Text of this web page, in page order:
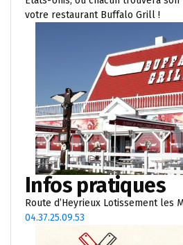
votre restaurant Buffalo Grill !
Infos pratiques
Route d’Heyrieux Lotissement les
04.37.25.09.53